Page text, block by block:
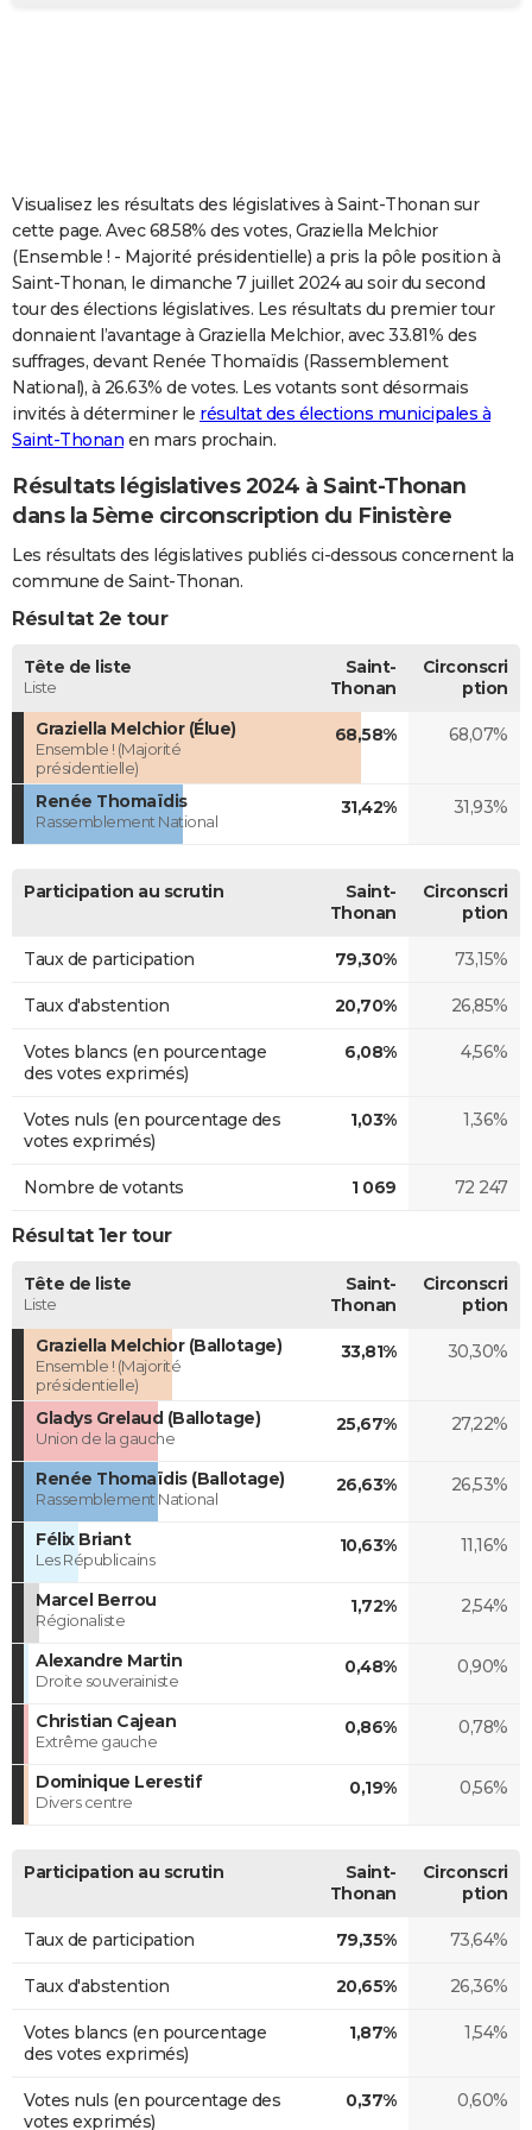
Carte de Noël
Carte Bonne année
Carte Saint-Valentin
Carte Pâques
Carte d'anniversaire
DICTIONNAIRE
Dictionnaire
Biographies
Citations
Expressions
Proverbes
COPAINS D'AVANT
S'inscrire
Se connecter
Lycées
Collèges
Primaires
Universités
Entreprises
Service militaire
Avis de recherche
AVIS DE DÉCÈS
FORUM
Visualisez les résultats des législatives à Saint-Thonan sur
cette page. Avec 68.58% des votes, Graziella Melchior
(Ensemble ! - Majorité présidentielle) a pris la pôle position à
Saint-Thonan, le dimanche 7 juillet 2024 au soir du second
tour des élections législatives. Les résultats du premier tour
donnaient l’avantage à Graziella Melchior, avec 33.81% des
suffrages, devant Renée Thomaïdis (Rassemblement
National), à 26.63% de votes. Les votants sont désormais
invités à déterminer le résultat des élections municipales à
Saint-Thonan en mars prochain.
Résultats législatives 2024 à Saint-Thonan
dans la 5ème circonscription du Finistère
Les résultats des législatives publiés ci-dessous concernent la
commune de Saint-Thonan.
Résultat 2e tour
Tête de liste
Liste
Saint-
Thonan
Circonscri
ption
Graziella Melchior (Élue)
Ensemble ! (Majorité
présidentielle)
68,58% 68,07%
Renée Thomaïdis
Rassemblement National
31,42% 31,93%
Participation au scrutin
Saint-
Thonan
Circonscri
ption
Taux de participation 79,30% 73,15%
Taux d'abstention 20,70% 26,85%
Votes blancs (en pourcentage
des votes exprimés)
6,08% 4,56%
Votes nuls (en pourcentage des
votes exprimés)
1,03% 1,36%
Nombre de votants 1 069 72 247
Résultat 1er tour
Tête de liste
Liste
Saint-
Thonan
Circonscri
ption
Graziella Melchior (Ballotage)
Ensemble ! (Majorité
présidentielle)
33,81% 30,30%
Gladys Grelaud (Ballotage)
Union de la gauche
25,67% 27,22%
Renée Thomaïdis (Ballotage)
Rassemblement National
26,63% 26,53%
Félix Briant
Les Républicains
10,63% 11,16%
Marcel Berrou
Régionaliste
1,72% 2,54%
Alexandre Martin
Droite souverainiste
0,48% 0,90%
Christian Cajean
Extrême gauche
0,86% 0,78%
Dominique Lerestif
Divers centre
0,19% 0,56%
Participation au scrutin
Saint-
Thonan
Circonscri
ption
Taux de participation 79,35% 73,64%
Taux d'abstention 20,65% 26,36%
Votes blancs (en pourcentage
des votes exprimés)
1,87% 1,54%
Votes nuls (en pourcentage des
votes exprimés)
0,37% 0,60%